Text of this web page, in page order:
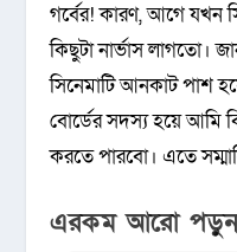
গর্বের! কারণ, আগে যখন
কিছুটা নার্ভাস লাগতো।
সিনেমাটি আনকাট পাশ
বোর্ডের সদস্য হয়ে আমি
করতে পারবো। এতে
এরকম আরো